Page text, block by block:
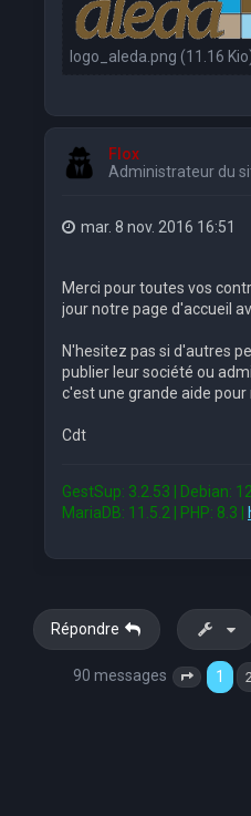
logo_aleda.png (11.16
Flox
Administrateur du
mar. 8 nov. 2016 16:51
Merci pour toutes vos
jour notre page d'accueil
N'hesitez pas si d'autres
publier leur société ou
c'est une grande aide pour
Cdt
GestSup: 3.2.53 | Debian:
MariaDB: 11.5.2 | PHP: 8.3 |
Répondre
90 messages Page 1
1